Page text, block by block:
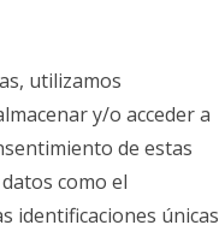
utilizamos
y/o acceder a
de estas
como el
identificaciones únicas